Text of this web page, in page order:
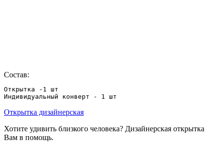
Состав:
Открытка -1 шт
Индивидуальный конверт - 1 шт
Открытка дизайнерская
Хотите удивить близкого человека? Дизайнерская открытка
Вам в помощь.